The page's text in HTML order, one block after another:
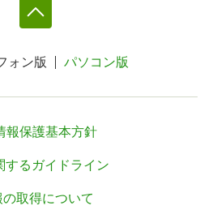
ォン版 パソコン版
報保護基本方針
するガイドライン
取得について